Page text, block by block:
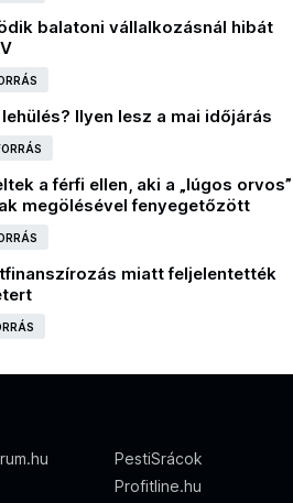
balatoni vállalkozásnál hibát
lehülés? Ilyen lesz a mai időjárás
a férfi ellen, aki a „lúgos orvos”
megölésével fenyegetőzött
miatt feljelentették
PestiSrácok
Profitline.hu